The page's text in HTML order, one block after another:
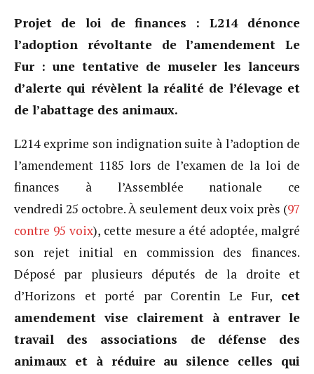
Projet de loi de finances : L214 dénonce
l’adoption révoltante de l’amendement Le
Fur : une tentative de museler les lanceurs
d’alerte qui révèlent la réalité de l’élevage et
de l’abattage des animaux.
L214 exprime son indignation suite à l’adoption de
l’amendement 1185 lors de l’examen de la loi de
finances à l’Assemblée nationale ce
vendredi 25 octobre. À seulement deux voix près (97
contre 95 voix), cette mesure a été adoptée, malgré
son rejet initial en commission des finances.
Déposé par plusieurs députés de la droite et
d’Horizons et porté par Corentin Le Fur, cet
amendement vise clairement à entraver le
travail des associations de défense des
animaux et à réduire au silence celles qui